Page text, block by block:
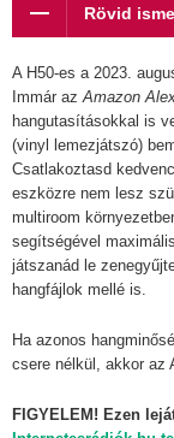
Rövid
A H50-es a 2023.
Immár azAmazon
hangutasításokkal is
(vinyl lemezjátszó)
Csatlakoztasd
eszközre nem lesz
multiroom
segítségével
játszanád le
hangfájlok mellé is.
Ha azonos
csere nélkül, akkor az
FIGYELEM! Ezen